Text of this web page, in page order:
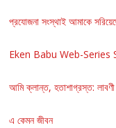
প্রযোজনা সংস্থাই আমাকে
Eken Babu Web-Series
আমি ক্লান্ত, হতাশাগ্রস্ত:
এ কেমন জীবন